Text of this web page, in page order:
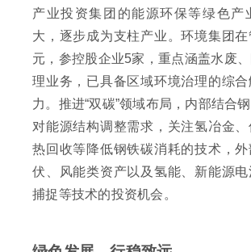
产业投资集团的能源环保等绿色产
大，逐步成为支柱产业。环境集团
元，参控股企业5家，重点涵盖水废
理业务，已具备区域环境治理的综
力。推进“双碳”领域布局，内部结合
对能源结构调整需求，关注氢冶金
热回收等降低钢铁碳消耗的技术，
伏、风能类资产以及氢能、新能源
捕捉等技术的投资机会。